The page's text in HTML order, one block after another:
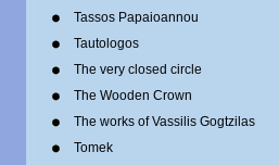
Tassos Papaioannou
Tautologos
The very closed circle
The Wooden Crown
The works of Vassilis Gogtzilas
Tomek